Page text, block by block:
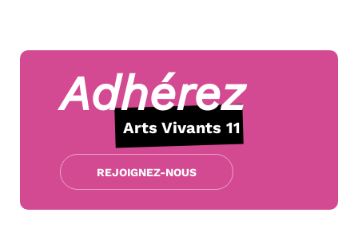
Adhérez
Arts Vivants 11
REJOIGNEZ-NOUS